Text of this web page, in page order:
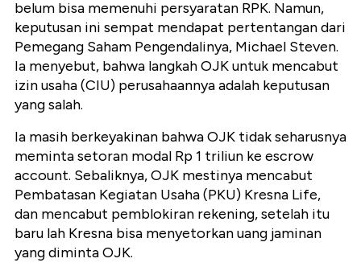
belum bisa memenuhi persyaratan RPK. Namun,
keputusan ini sempat mendapat pertentangan dari
Pemegang Saham Pengendalinya, Michael Steven.
Ia menyebut, bahwa langkah OJK untuk mencabut
izin usaha (CIU) perusahaannya adalah keputusan
yang salah.
Ia masih berkeyakinan bahwa OJK tidak seharusnya
meminta setoran modal Rp 1 triliun ke escrow
account. Sebaliknya, OJK mestinya mencabut
Pembatasan Kegiatan Usaha (PKU) Kresna Life,
dan mencabut pemblokiran rekening, setelah itu
baru lah Kresna bisa menyetorkan uang jaminan
yang diminta OJK.